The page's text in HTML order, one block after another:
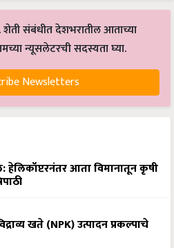
संबंधीत देशभरातील आताच्या
न्यूसलेटरची सदस्यता घ्या.
Newsletters
आता विमानातून कृषी
खते (NPK) उत्पादन प्रकल्पाचे